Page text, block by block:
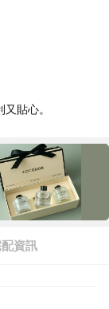
貼心。
資訊